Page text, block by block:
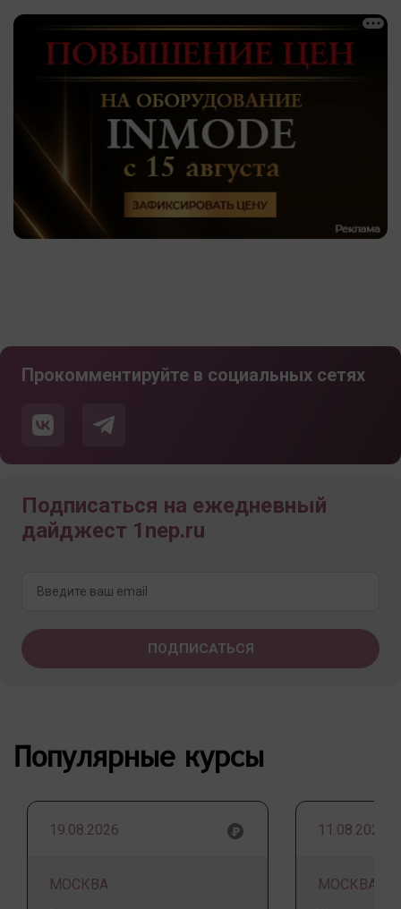
Прокомментируйте в социальных сетях
Подписаться на ежедневный
дайджест 1nep.ru
Популярные курсы
19.08.2026
МОСКВА
11.08.2026
МОСКВА